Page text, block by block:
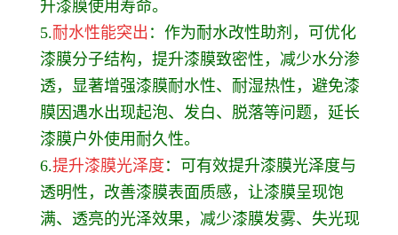
升漆膜使用寿命。
5.耐水性能突出 ：作为耐水改性助剂，可优化
漆膜分子结构，提升漆膜致密性，减少水分渗
透，显著增强漆膜耐水性、耐湿热性，避免漆
膜因遇水出现起泡、发白、脱落等问题，延长
漆膜户外使用耐久性。
6.提升漆膜光泽度 ：可有效提升漆膜光泽度与
透明性，改善漆膜表面质感，让漆膜呈现饱
满、透亮的光泽效果，减少漆膜发雾、失光现